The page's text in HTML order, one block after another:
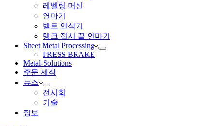
레벨링 머신
연마기
벨트 연삭기
탱크 접시 끝 연마기
Sheet Metal Processing
PRESS BRAKE
Metal-Solutions
주문 제작
뉴스
전시회
기술
정보